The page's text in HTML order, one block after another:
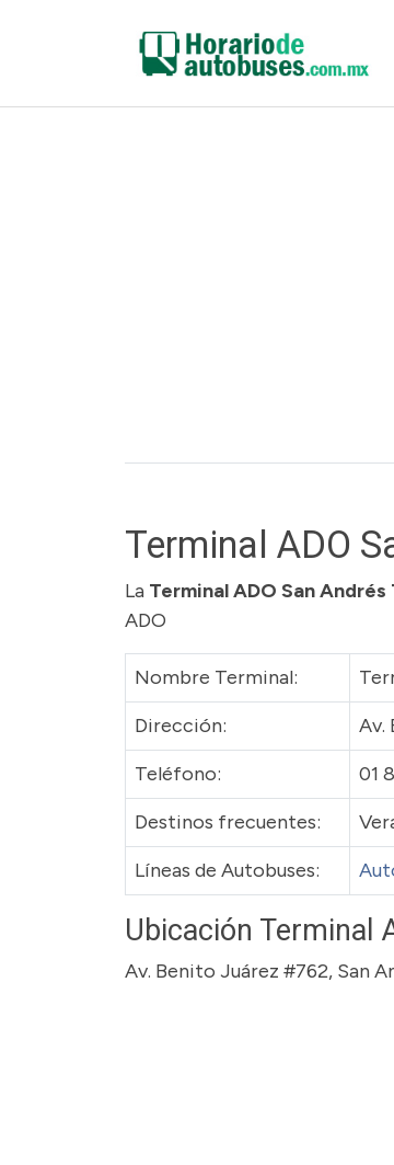
Terminal ADO
La Terminal ADO San Andrés
ADO
Nombre Terminal:
Dirección:
Av.
Teléfono:
01
Destinos frecuentes:
Líneas de Autobuses:
Ubicación Terminal
Av. Benito Juárez #762, San